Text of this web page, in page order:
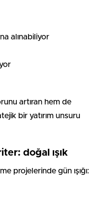
alınabiliyor
artıran hem de
bir yatırım unsuru
doğal ışık
projelerinde gün ışığı: